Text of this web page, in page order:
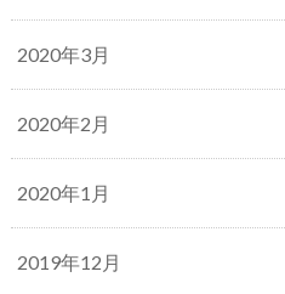
2020年3月
2020年2月
2020年1月
2019年12月